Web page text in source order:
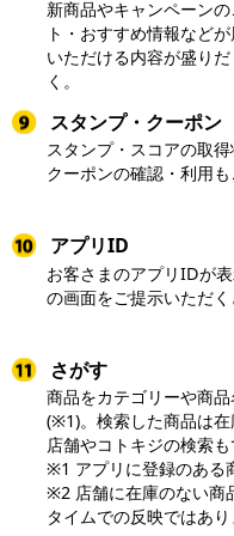
新商品やキャンペーン
ト・おすすめ情報など
いただける内容が盛り
く。
スタンプ・クーポン
スタンプ・スコアの取
クーポンの確認・利用も
アプリID
お客さまのアプリIDが
の画面をご提示いただく
さがす
商品をカテゴリーや商
(※1)。検索した商品は在
店舗やコトキジの検索も
※1 アプリに登録のある
※2 店舗に在庫のない商
タイムでの反映ではあり